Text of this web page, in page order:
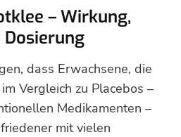
– Wirkung,
dass Erwachsene, die
Vergleich zu Placebos –
Medikamenten –
mit vielen